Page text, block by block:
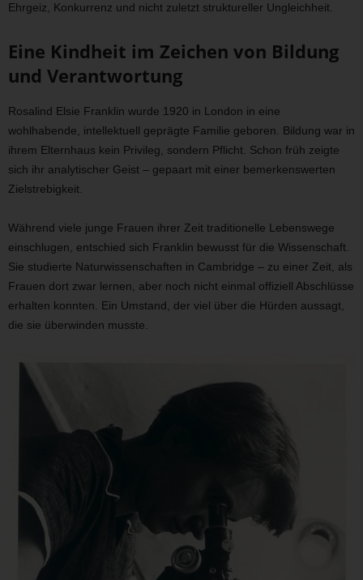
Ehrgeiz, Konkurrenz und nicht zuletzt struktureller Ungleichheit.
Eine Kindheit im Zeichen von Bildung
und Verantwortung
Rosalind Elsie Franklin wurde 1920 in London in eine
wohlhabende, intellektuell geprägte Familie geboren. Bildung war in
ihrem Elternhaus kein Privileg, sondern Pflicht. Schon früh zeigte
sich ihr analytischer Geist – gepaart mit einer bemerkenswerten
Zielstrebigkeit.
Während viele junge Frauen ihrer Zeit traditionelle Lebenswege
einschlugen, entschied sich Franklin bewusst für die Wissenschaft.
Sie studierte Naturwissenschaften in Cambridge – zu einer Zeit, als
Frauen dort zwar lernen, aber noch nicht einmal offiziell Abschlüsse
erhalten konnten. Ein Umstand, der viel über die Hürden aussagt,
die sie überwinden musste.